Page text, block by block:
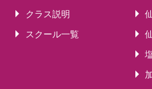
クラス説明
スクール一覧